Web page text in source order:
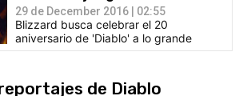
29 de December 2016 | 02:55
Blizzard busca celebrar el 20
aniversario de 'Diablo' a lo grande
de Diablo